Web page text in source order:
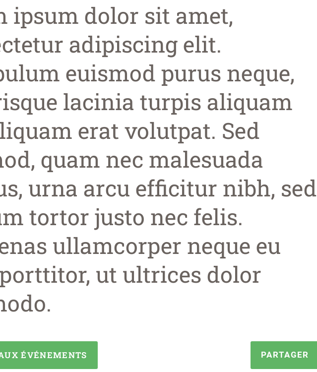
ipsum dolor sit amet,
adipiscing elit.
euismod purus neque,
lacinia turpis aliquam
erat volutpat. Sed
quam nec malesuada
urna arcu efficitur nibh, sed
tortor justo nec felis.
ullamcorper neque eu
ut ultrices dolor
ÉVÉNEMENTS PARTAGER